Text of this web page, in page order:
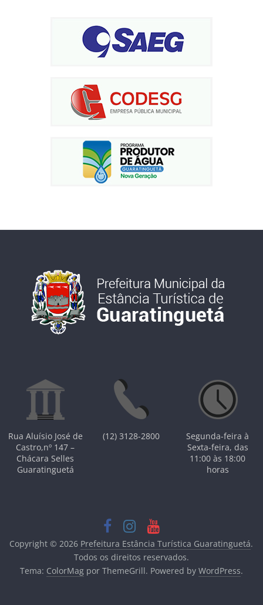
Rua Aluísio José de
Castro,nº 147 –
Chácara Selles
Guaratinguetá
(12) 3128-2800
Segunda-feira à
Sexta-feira, das
11:00 às 18:00
horas
Copyright © 2026 Prefeitura Estância Turística Guaratinguetá.
Todos os direitos reservados.
Tema: ColorMagpor ThemeGrill. Powered by WordPress.